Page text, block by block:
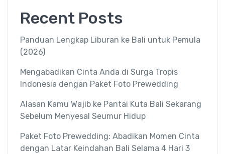
Recent Posts
Panduan Lengkap Liburan ke Bali untuk Pemula
(2026)
Mengabadikan Cinta Anda di Surga Tropis
Indonesia dengan Paket Foto Prewedding
Alasan Kamu Wajib ke Pantai Kuta Bali Sekarang
Sebelum Menyesal Seumur Hidup
Paket Foto Prewedding: Abadikan Momen Cinta
dengan Latar Keindahan Bali Selama 4 Hari 3